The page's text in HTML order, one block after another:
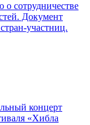
сотрудничестве
Документ
участниц.
концерт
«Хибла